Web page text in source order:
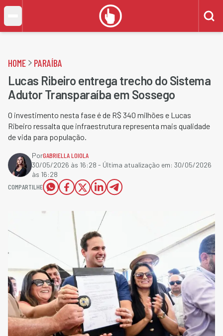
HOME PARAÍBA
Lucas Ribeiro entrega trecho do Sistema
Adutor Transparaíba em Sossego
O investimento nesta fase é de R$ 340 milhões e Lucas
Ribeiro ressalta que infraestrutura representa mais qualidade
de vida para população.
PorGABRIELLA LOIOLA
30/05/2026 às 16:28 - Última atualização em: 30/05/2026
às 16:28
COMPARTILHE